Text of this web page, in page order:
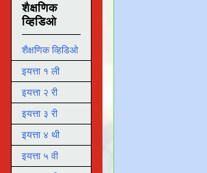
शैक्षणिक
व्हिडिओ
शैक्षणिक व्हिडिओ
इयत्ता १ ली
इयत्ता २ री
इयत्ता ३ री
इयत्ता ४ थी
इयत्ता ५ वी